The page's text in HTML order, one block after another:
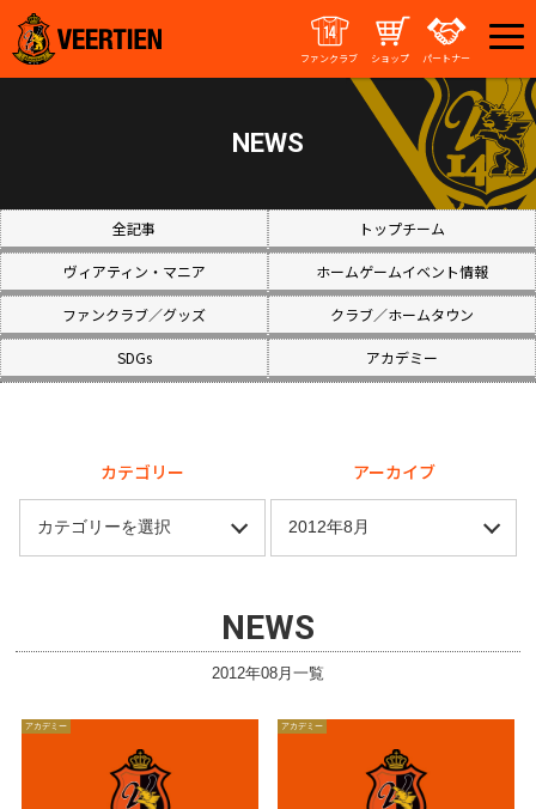
ファンクラブ ショップ パートナー
NEWS
全記事 トップチーム
ヴィアティン・マニア ホームゲームイベント情報
ファンクラブ／グッズ クラブ／ホームタウン
SDGs アカデミー
カテゴリー アーカイブ
NEWS
2012年08月一覧
アカデミー アカデミー